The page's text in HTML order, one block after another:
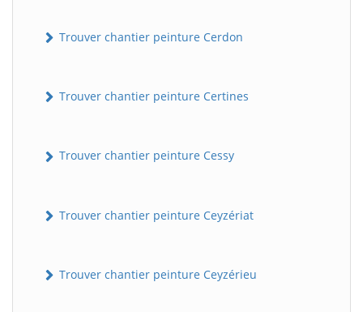
Trouver chantier peinture Cerdon
Trouver chantier peinture Certines
Trouver chantier peinture Cessy
Trouver chantier peinture Ceyzériat
Trouver chantier peinture Ceyzérieu